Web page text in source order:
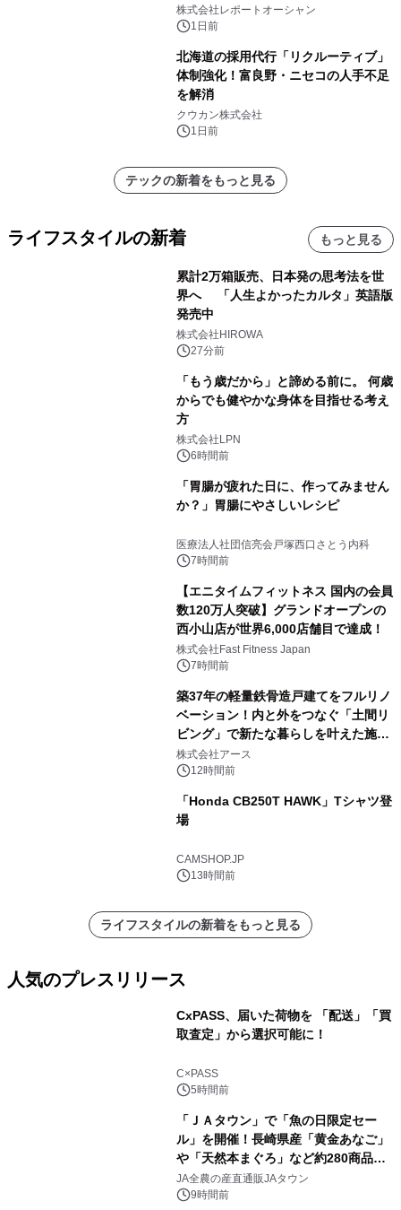
センター・高速光通信需要が成長を加
速
株式会社レポートオーシャン
1日前
北海道の採用代行「リクルーティブ」
体制強化！富良野・ニセコの人手不足
を解消
クウカン株式会社
1日前
テックの新着をもっと見る
ライフスタイルの新着 もっと見る
累計2万箱販売、日本発の思考法を世
界へ 「人生よかったカルタ」英語版
発売中
株式会社HIROWA
27分前
「もう歳だから」と諦める前に。 何歳
からでも健やかな身体を目指せる考え
方
株式会社LPN
6時間前
「胃腸が疲れた日に、作ってみません
か？」胃腸にやさしいレシピ
医療法人社団信亮会戸塚西口さとう内科
7時間前
【エニタイムフィットネス 国内の会員
数120万人突破】グランドオープンの
西小山店が世界6,000店舗目で達成！
株式会社Fast Fitness Japan
7時間前
築37年の軽量鉄骨造戸建てをフルリノ
ベーション！内と外をつなぐ「土間リ
ビング」で新たな暮らしを叶えた施工
事例を株式会社アースが公開
株式会社アース
12時間前
「Honda CB250T HAWK」Tシャツ登
場
CAMSHOP.JP
13時間前
ライフスタイルの新着をもっと見る
人気のプレスリリース
CxPASS、届いた荷物を 「配送」「買
取査定」から選択可能に！
C×PASS
5時間前
「ＪＡタウン」で「魚の日限定セー
ル」を開催！長崎県産「黄金あなご」
や「天然本まぐろ」など約280商品を
販売！～毎月１０日の定例企画～
JA全農の産直通販JAタウン
9時間前